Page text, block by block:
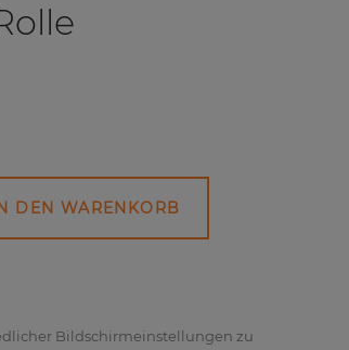
DEN WARENKORB
Bildschirmeinstellungen zu